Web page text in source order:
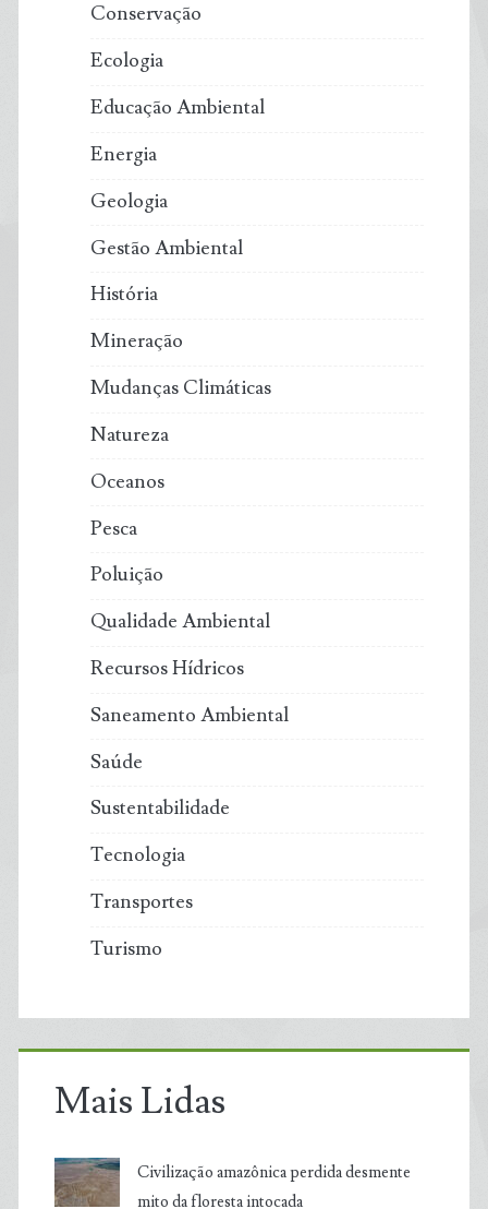
Conservação
Ecologia
Educação Ambiental
Energia
Geologia
Gestão Ambiental
História
Mineração
Mudanças Climáticas
Natureza
Oceanos
Pesca
Poluição
Qualidade Ambiental
Recursos Hídricos
Saneamento Ambiental
Saúde
Sustentabilidade
Tecnologia
Transportes
Turismo
Mais Lidas
Civilização amazônica perdida desmente
mito da floresta intocada